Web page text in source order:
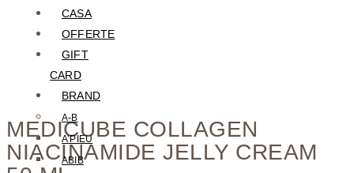
CASA
OFFERTE
GIFT
CARD
BRAND
A-B
A’PIEU
ABIB
Visualizza il tuo prodotto preferito nella Lista dei
desideri
MEDICUBE COLLAGEN
NIACINAMIDE JELLY CREAM